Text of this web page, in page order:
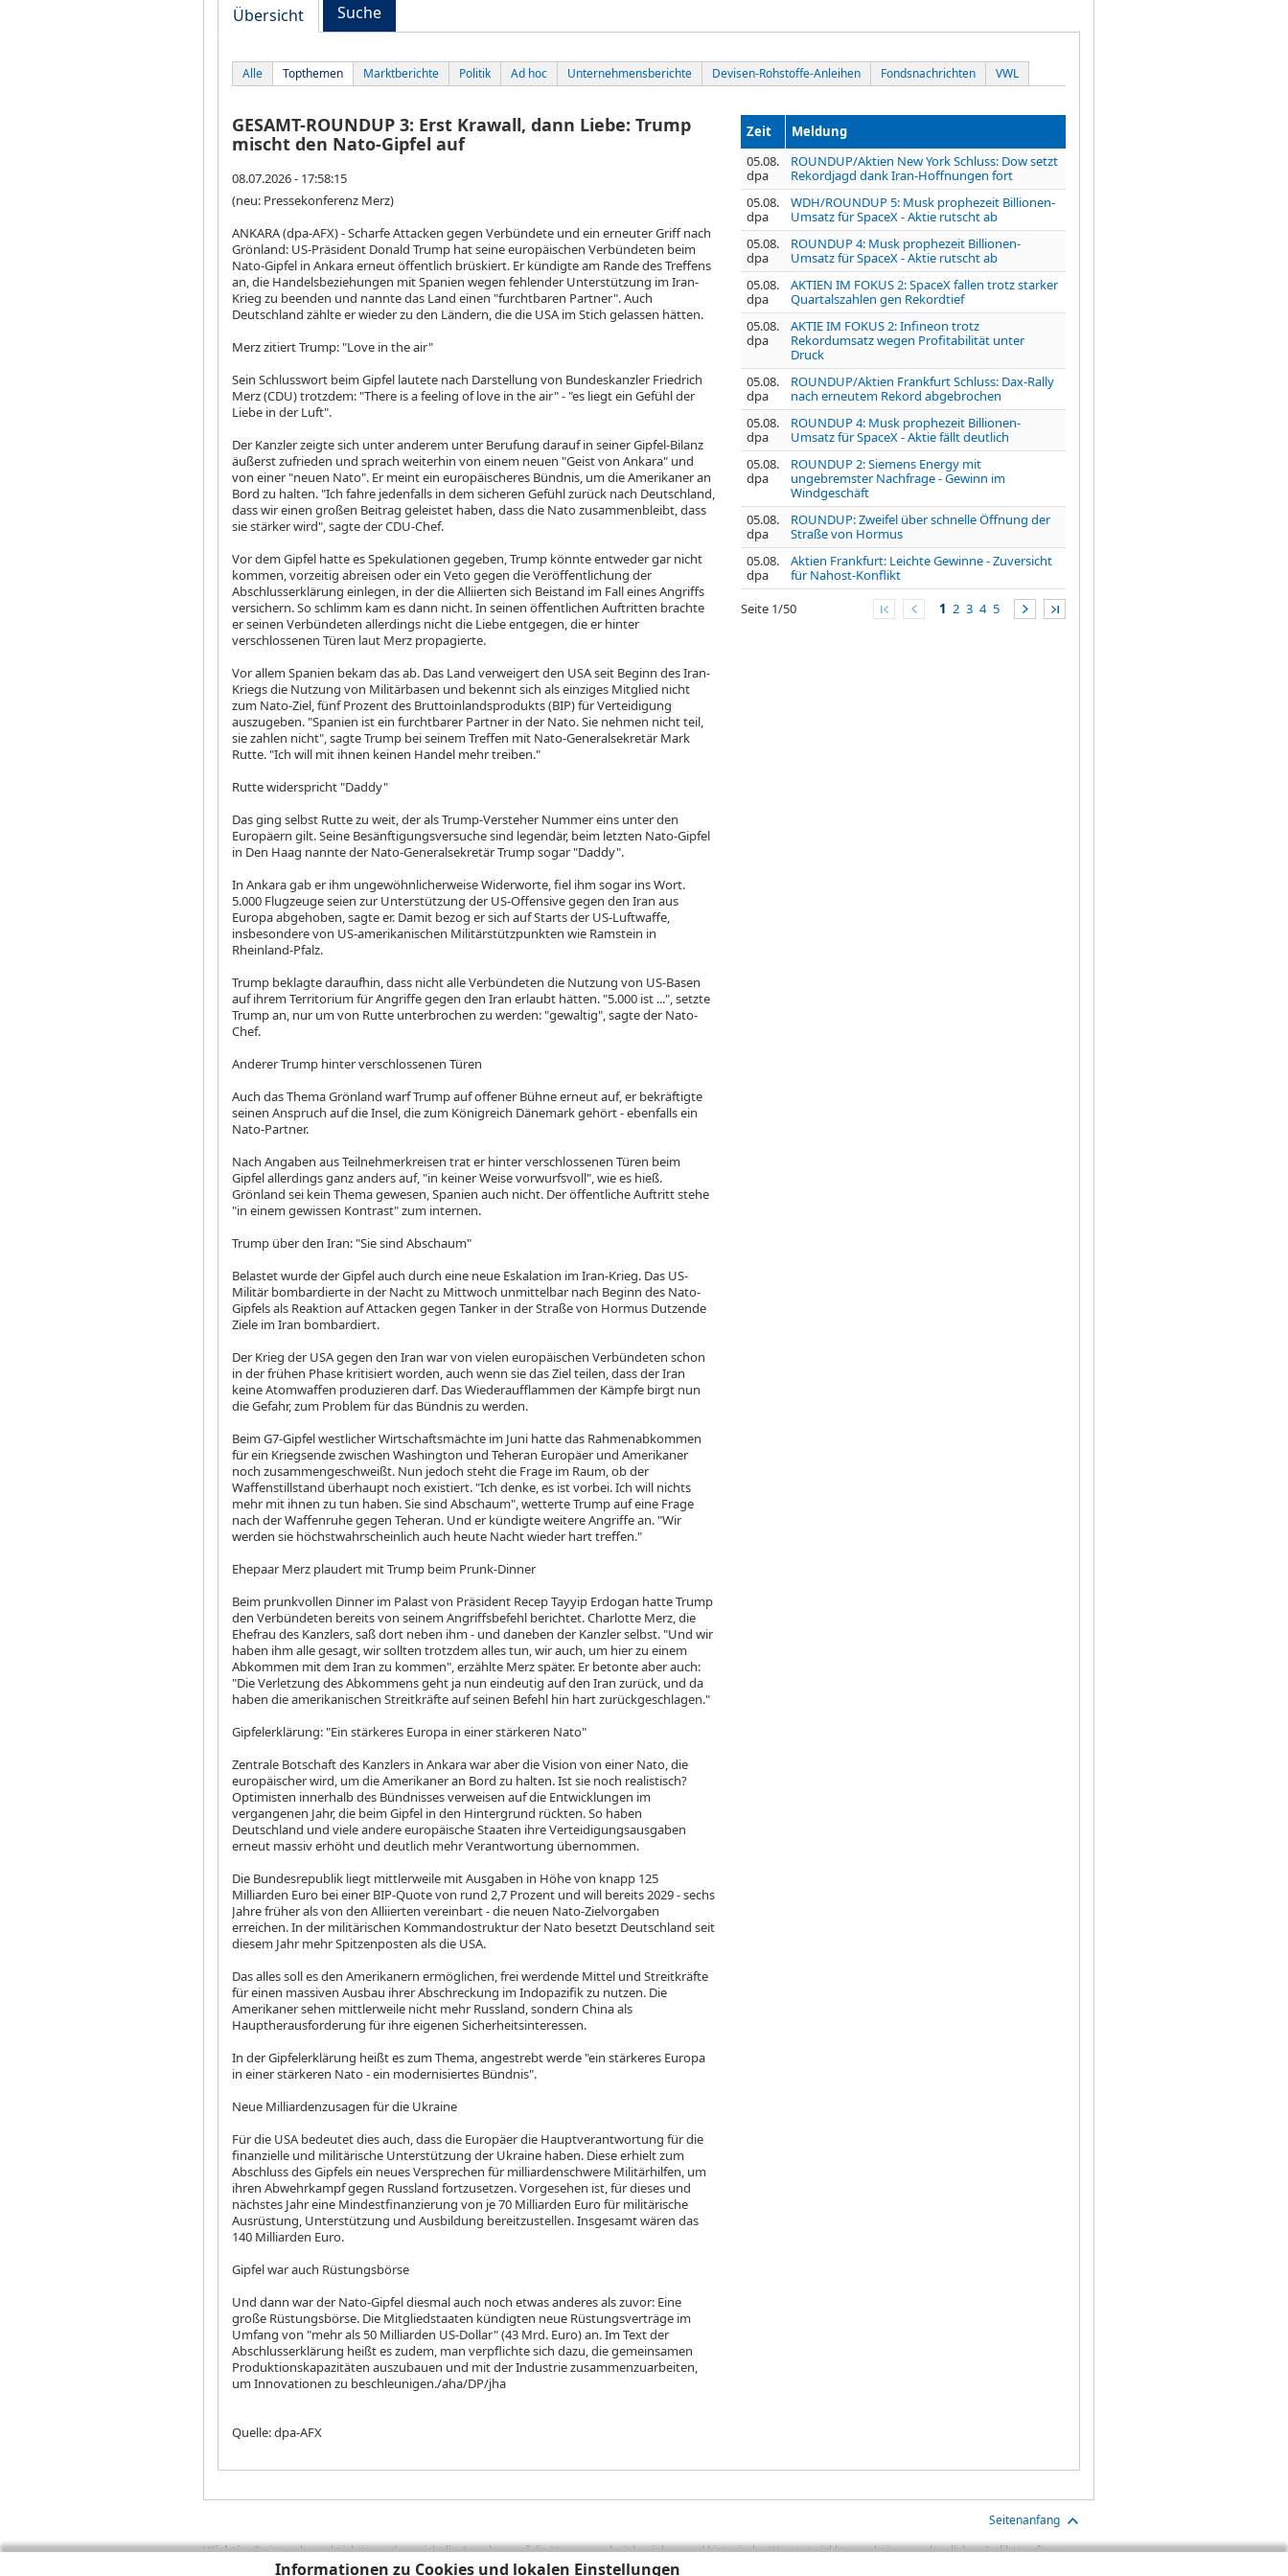
Informationen zu Cookies und lokalen Einstellungen
Übersicht Suche
Alle Topthemen Marktberichte Politik Ad hoc Unternehmensberichte Devisen-Rohstoffe-Anleihen Fondsnachrichten VWL
GESAMT-ROUNDUP 3: Erst Krawall, dann Liebe: Trump
mischt den Nato-Gipfel auf
08.07.2026 - 17:58:15
(neu: Pressekonferenz Merz)
ANKARA (dpa-AFX) - Scharfe Attacken gegen Verbündete und ein erneuter Griff nach
Grönland: US-Präsident Donald Trump hat seine europäischen Verbündeten beim
Nato-Gipfel in Ankara erneut öffentlich brüskiert. Er kündigte am Rande des Treffens
an, die Handelsbeziehungen mit Spanien wegen fehlender Unterstützung im Iran-
Krieg zu beenden und nannte das Land einen "furchtbaren Partner". Auch
Deutschland zählte er wieder zu den Ländern, die die USA im Stich gelassen hätten.
Merz zitiert Trump: "Love in the air"
Sein Schlusswort beim Gipfel lautete nach Darstellung von Bundeskanzler Friedrich
Merz (CDU) trotzdem: "There is a feeling of love in the air" - "es liegt ein Gefühl der
Liebe in der Luft".
Der Kanzler zeigte sich unter anderem unter Berufung darauf in seiner Gipfel-Bilanz
äußerst zufrieden und sprach weiterhin von einem neuen "Geist von Ankara" und
von einer "neuen Nato". Er meint ein europäischeres Bündnis, um die Amerikaner an
Bord zu halten. "Ich fahre jedenfalls in dem sicheren Gefühl zurück nach Deutschland,
dass wir einen großen Beitrag geleistet haben, dass die Nato zusammenbleibt, dass
sie stärker wird", sagte der CDU-Chef.
Vor dem Gipfel hatte es Spekulationen gegeben, Trump könnte entweder gar nicht
kommen, vorzeitig abreisen oder ein Veto gegen die Veröffentlichung der
Abschlusserklärung einlegen, in der die Alliierten sich Beistand im Fall eines Angriffs
versichern. So schlimm kam es dann nicht. In seinen öffentlichen Auftritten brachte
er seinen Verbündeten allerdings nicht die Liebe entgegen, die er hinter
verschlossenen Türen laut Merz propagierte.
Vor allem Spanien bekam das ab. Das Land verweigert den USA seit Beginn des Iran-
Kriegs die Nutzung von Militärbasen und bekennt sich als einziges Mitglied nicht
zum Nato-Ziel, fünf Prozent des Bruttoinlandsprodukts (BIP) für Verteidigung
auszugeben. "Spanien ist ein furchtbarer Partner in der Nato. Sie nehmen nicht teil,
sie zahlen nicht", sagte Trump bei seinem Treffen mit Nato-Generalsekretär Mark
Rutte. "Ich will mit ihnen keinen Handel mehr treiben."
Rutte widerspricht "Daddy"
Das ging selbst Rutte zu weit, der als Trump-Versteher Nummer eins unter den
Europäern gilt. Seine Besänftigungsversuche sind legendär, beim letzten Nato-Gipfel
in Den Haag nannte der Nato-Generalsekretär Trump sogar "Daddy".
In Ankara gab er ihm ungewöhnlicherweise Widerworte, fiel ihm sogar ins Wort.
5.000 Flugzeuge seien zur Unterstützung der US-Offensive gegen den Iran aus
Europa abgehoben, sagte er. Damit bezog er sich auf Starts der US-Luftwaffe,
insbesondere von US-amerikanischen Militärstützpunkten wie Ramstein in
Rheinland-Pfalz.
Trump beklagte daraufhin, dass nicht alle Verbündeten die Nutzung von US-Basen
auf ihrem Territorium für Angriffe gegen den Iran erlaubt hätten. "5.000 ist ...", setzte
Trump an, nur um von Rutte unterbrochen zu werden: "gewaltig", sagte der Nato-
Chef.
Anderer Trump hinter verschlossenen Türen
Auch das Thema Grönland warf Trump auf offener Bühne erneut auf, er bekräftigte
seinen Anspruch auf die Insel, die zum Königreich Dänemark gehört - ebenfalls ein
Nato-Partner.
Nach Angaben aus Teilnehmerkreisen trat er hinter verschlossenen Türen beim
Gipfel allerdings ganz anders auf, "in keiner Weise vorwurfsvoll", wie es hieß.
Grönland sei kein Thema gewesen, Spanien auch nicht. Der öffentliche Auftritt stehe
"in einem gewissen Kontrast" zum internen.
Trump über den Iran: "Sie sind Abschaum"
Belastet wurde der Gipfel auch durch eine neue Eskalation im Iran-Krieg. Das US-
Militär bombardierte in der Nacht zu Mittwoch unmittelbar nach Beginn des Nato-
Gipfels als Reaktion auf Attacken gegen Tanker in der Straße von Hormus Dutzende
Ziele im Iran bombardiert.
Der Krieg der USA gegen den Iran war von vielen europäischen Verbündeten schon
in der frühen Phase kritisiert worden, auch wenn sie das Ziel teilen, dass der Iran
keine Atomwaffen produzieren darf. Das Wiederaufflammen der Kämpfe birgt nun
die Gefahr, zum Problem für das Bündnis zu werden.
Beim G7-Gipfel westlicher Wirtschaftsmächte im Juni hatte das Rahmenabkommen
für ein Kriegsende zwischen Washington und Teheran Europäer und Amerikaner
noch zusammengeschweißt. Nun jedoch steht die Frage im Raum, ob der
Waffenstillstand überhaupt noch existiert. "Ich denke, es ist vorbei. Ich will nichts
mehr mit ihnen zu tun haben. Sie sind Abschaum", wetterte Trump auf eine Frage
nach der Waffenruhe gegen Teheran. Und er kündigte weitere Angriffe an. "Wir
werden sie höchstwahrscheinlich auch heute Nacht wieder hart treffen."
Ehepaar Merz plaudert mit Trump beim Prunk-Dinner
Beim prunkvollen Dinner im Palast von Präsident Recep Tayyip Erdogan hatte Trump
den Verbündeten bereits von seinem Angriffsbefehl berichtet. Charlotte Merz, die
Ehefrau des Kanzlers, saß dort neben ihm - und daneben der Kanzler selbst. "Und wir
haben ihm alle gesagt, wir sollten trotzdem alles tun, wir auch, um hier zu einem
Abkommen mit dem Iran zu kommen", erzählte Merz später. Er betonte aber auch:
"Die Verletzung des Abkommens geht ja nun eindeutig auf den Iran zurück, und da
haben die amerikanischen Streitkräfte auf seinen Befehl hin hart zurückgeschlagen."
Gipfelerklärung: "Ein stärkeres Europa in einer stärkeren Nato"
Zentrale Botschaft des Kanzlers in Ankara war aber die Vision von einer Nato, die
europäischer wird, um die Amerikaner an Bord zu halten. Ist sie noch realistisch?
Optimisten innerhalb des Bündnisses verweisen auf die Entwicklungen im
vergangenen Jahr, die beim Gipfel in den Hintergrund rückten. So haben
Deutschland und viele andere europäische Staaten ihre Verteidigungsausgaben
erneut massiv erhöht und deutlich mehr Verantwortung übernommen.
Die Bundesrepublik liegt mittlerweile mit Ausgaben in Höhe von knapp 125
Milliarden Euro bei einer BIP-Quote von rund 2,7 Prozent und will bereits 2029 - sechs
Jahre früher als von den Alliierten vereinbart - die neuen Nato-Zielvorgaben
erreichen. In der militärischen Kommandostruktur der Nato besetzt Deutschland seit
diesem Jahr mehr Spitzenposten als die USA.
Das alles soll es den Amerikanern ermöglichen, frei werdende Mittel und Streitkräfte
für einen massiven Ausbau ihrer Abschreckung im Indopazifik zu nutzen. Die
Amerikaner sehen mittlerweile nicht mehr Russland, sondern China als
Hauptherausforderung für ihre eigenen Sicherheitsinteressen.
In der Gipfelerklärung heißt es zum Thema, angestrebt werde "ein stärkeres Europa
in einer stärkeren Nato - ein modernisiertes Bündnis".
Neue Milliardenzusagen für die Ukraine
Für die USA bedeutet dies auch, dass die Europäer die Hauptverantwortung für die
finanzielle und militärische Unterstützung der Ukraine haben. Diese erhielt zum
Abschluss des Gipfels ein neues Versprechen für milliardenschwere Militärhilfen, um
ihren Abwehrkampf gegen Russland fortzusetzen. Vorgesehen ist, für dieses und
nächstes Jahr eine Mindestfinanzierung von je 70 Milliarden Euro für militärische
Ausrüstung, Unterstützung und Ausbildung bereitzustellen. Insgesamt wären das
140 Milliarden Euro.
Gipfel war auch Rüstungsbörse
Und dann war der Nato-Gipfel diesmal auch noch etwas anderes als zuvor: Eine
große Rüstungsbörse. Die Mitgliedstaaten kündigten neue Rüstungsverträge im
Umfang von "mehr als 50 Milliarden US-Dollar" (43 Mrd. Euro) an. Im Text der
Abschlusserklärung heißt es zudem, man verpflichte sich dazu, die gemeinsamen
Produktionskapazitäten auszubauen und mit der Industrie zusammenzuarbeiten,
um Innovationen zu beschleunigen./aha/DP/jha
Quelle: dpa-AFX
Zeit
Meldung
05.08.
dpa
ROUNDUP/Aktien New York Schluss: Dow setzt
Rekordjagd dank Iran-Hoffnungen fort
05.08.
dpa
WDH/ROUNDUP 5: Musk prophezeit Billionen-
Umsatz für SpaceX - Aktie rutscht ab
05.08.
dpa
ROUNDUP 4: Musk prophezeit Billionen-
Umsatz für SpaceX - Aktie rutscht ab
05.08.
dpa
AKTIEN IM FOKUS 2: SpaceX fallen trotz starker
Quartalszahlen gen Rekordtief
05.08.
dpa
AKTIE IM FOKUS 2: Infineon trotz
Rekordumsatz wegen Profitabilität unter
Druck
05.08.
dpa
ROUNDUP/Aktien Frankfurt Schluss: Dax-Rally
nach erneutem Rekord abgebrochen
05.08.
dpa
ROUNDUP 4: Musk prophezeit Billionen-
Umsatz für SpaceX - Aktie fällt deutlich
05.08.
dpa
ROUNDUP 2: Siemens Energy mit
ungebremster Nachfrage - Gewinn im
Windgeschäft
05.08.
dpa
ROUNDUP: Zweifel über schnelle Öffnung der
Straße von Hormus
05.08.
dpa
Aktien Frankfurt: Leichte Gewinne - Zuversicht
für Nahost-Konflikt
Seite 1/50 1 2 3 4 5
Seitenanfang
Wichtig:Es ist zu berücksichtigen, dass sich die Angaben auf die Vergangenheit beziehen und historische Wertentwicklungen keinen verlässlichen Indikator für
zukünftige Ergebnisse darstellen. Bei Performanceangaben handelt es sich stets um Bruttowertangaben. Bei Bruttowertangaben sind Transaktionskosten (wie z.B.